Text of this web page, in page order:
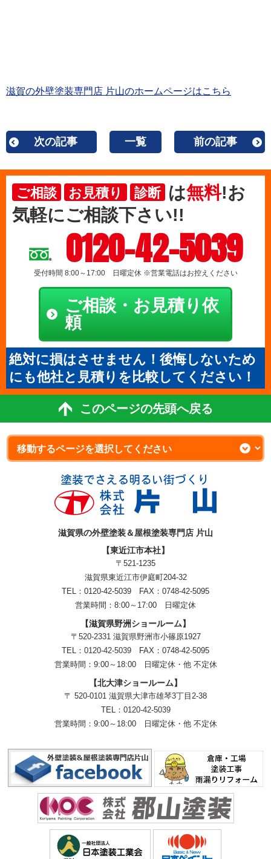
滋賀の外壁塗装専門店 片山のホームページはこちら
次の記事 一覧 前の記事
ご相談 お見積り 診断 は無料!お
気軽にご相談下さい!!
0120-42-5039
受付時間 8:00～17:00 日曜定休 ※営業電話はお控えください
ご相談・お見積り依
頼
絶対に損はさせません！後悔しないため
にも他社と見積りを比較してください！
このページの先頭へ戻る
滋賀県の外壁塗装＆屋根塗装専門店 片山
【東近江市本社】
〒521-1235
滋賀県東近江市伊庭町204-32
TEL：0120-42-5039 FAX：0748-42-5095
営業時間：8:00～17:00 日曜定休
【滋賀県野洲ショールーム】
〒520-2331 滋賀県野洲市小篠原1927
TEL： 0120-42-5039 FAX：0748-42-5095
営業時間：9:00～18:00
日曜定休・他 不定休
【北大津ショールーム】
〒 520-0101 滋賀県大津市雄琴3丁目2-38
TEL： 0120-42-5039
営業時間：9:00～18:00
日曜定休・他 不定休